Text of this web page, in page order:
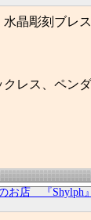
晶彫刻ブレ
レス、ペン
お店 『Shylph』